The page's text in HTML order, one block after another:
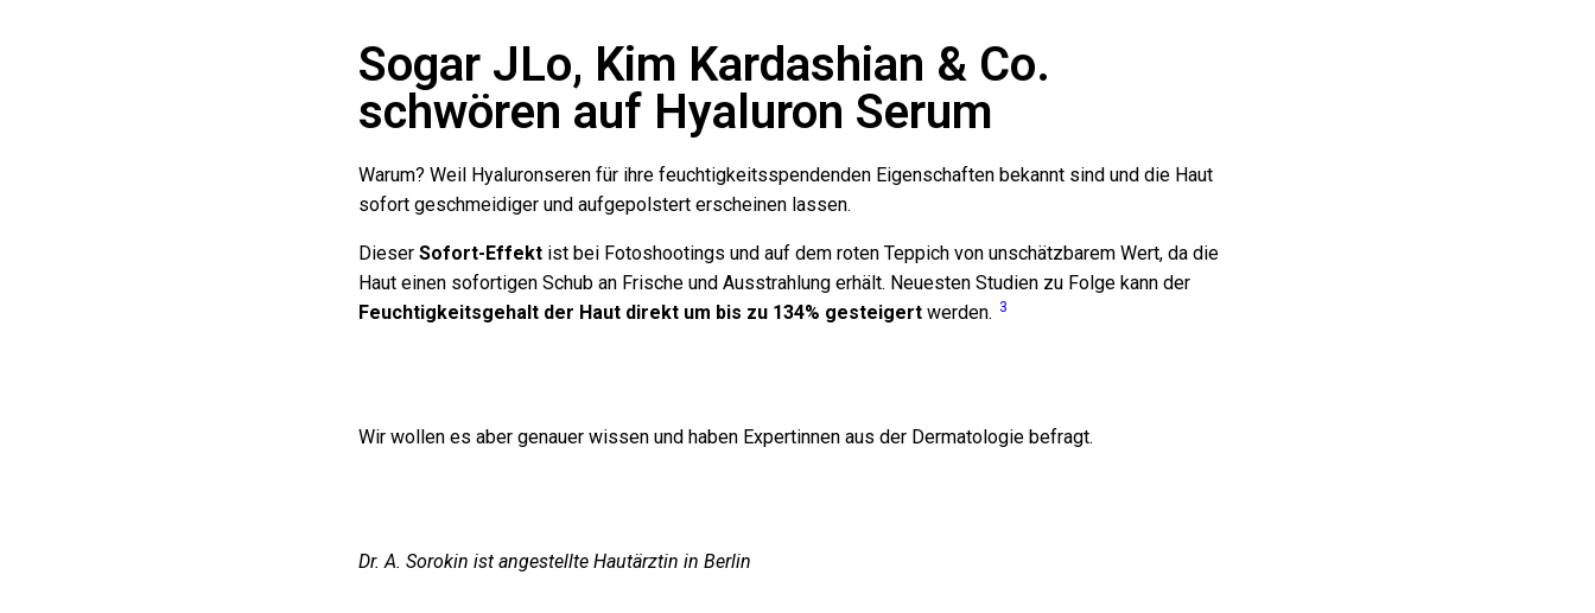
Sogar JLo, Kim Kardashian & Co.
schwören auf Hyaluron Serum
Warum? Weil Hyaluronseren für ihre feuchtigkeitsspendenden Eigenschaften bekannt sind und die Haut
sofort geschmeidiger und aufgepolstert erscheinen lassen.
DieserSofort-Effekt ist bei Fotoshootings und auf dem roten Teppich von unschätzbarem Wert, da die
Haut einen sofortigen Schub an Frische und Ausstrahlung erhält. Neuesten Studien zu Folge kann der
Feuchtigkeitsgehalt der Haut direkt um bis zu 134% gesteigert werden. 3
Wir wollen es aber genauer wissen und haben Expertinnen aus der Dermatologie befragt.
Dr. A. Sorokin ist angestellte Hautärztin in Berlin